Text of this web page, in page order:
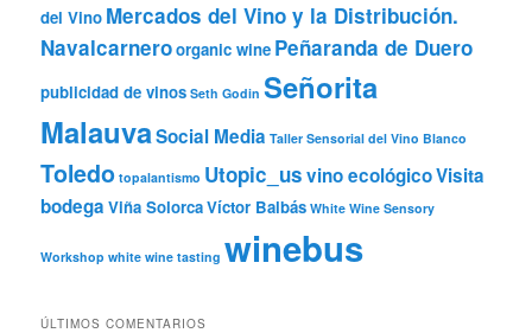
del Vino Mercados del Vino y la Distribución.
Navalcarneroorganic wine Peñaranda de Duero
publicidad de vinos Seth Godin Señorita
MalauvaSocial Media Taller Sensorial del Vino Blanco
Toledo topalantismo Utopic_usvino ecológicoVisita
bodega Viña SolorcaVíctor Balbás White Wine Sensory
Workshop white wine tasting winebus
ÚLTIMOS COMENTARIOS